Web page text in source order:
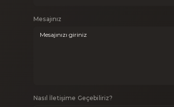
Mesajınız
Nasıl İletişime Geçebiliriz?